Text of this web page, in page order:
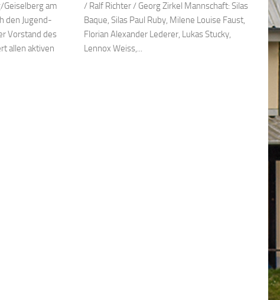
Geiselberg am
den Jugend-
Vorstand des
allen aktiven
/ Ralf Richter / Georg Zirkel Mannschaft: Silas
Baque, Silas Paul Ruby, Milene Louise Faust,
Florian Alexander Lederer, Lukas Stucky,
Lennox Weiss,...